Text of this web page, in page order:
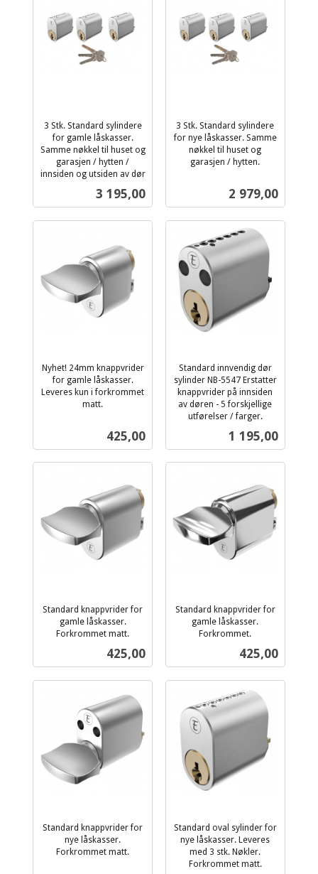
3 Stk. Standard sylindere
for gamle låskasser.
Samme nøkkel til huset og
garasjen / hytten /
innsiden og utsiden av dør
Pris
3 195,00
3 Stk. Standard sylindere
for nye låskasser. Samme
nøkkel til huset og
garasjen / hytten.
Pris
2 979,00
Nyhet! 24mm knappvrider
for gamle låskasser.
Leveres kun i forkrommet
matt.
Pris
425,00
Standard innvendig dør
sylinder NB-5547 Erstatter
knappvrider på innsiden
av døren - 5 forskjellige
utførelser / farger.
Pris
1 195,00
Standard knappvrider for
gamle låskasser.
Forkrommet matt.
Pris
425,00
Standard knappvrider for
gamle låskasser.
Forkrommet.
Pris
425,00
Standard knappvrider for
nye låskasser.
Forkrommet matt.
Standard oval sylinder for
nye låskasser. Leveres
med 3 stk. Nøkler.
Forkrommet matt.